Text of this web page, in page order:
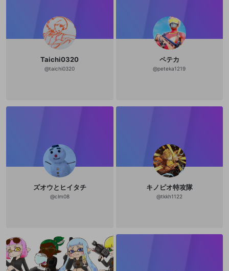
Taichi0320
@taichi0320
ペテカ
@peteka1219
ズオウとヒイタチ
@clm08
キノピオ特攻隊
@tkkh1122